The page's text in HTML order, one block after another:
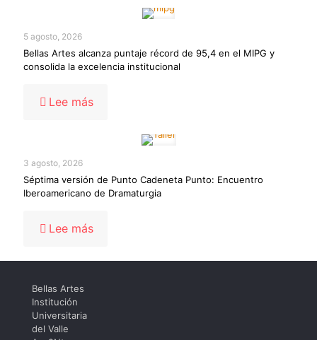
artes
5 agosto, 2026
Bellas Artes alcanza puntaje récord de 95,4 en el MIPG y
consolida la excelencia institucional
Lee más-
de
95,4
MIPG
consolida
3 agosto, 2026
Séptima versión de Punto Cadeneta Punto: Encuentro
Iberoamericano de Dramaturgia
Lee más-
Bellas Artes
Institución
Universitaria
del Valle